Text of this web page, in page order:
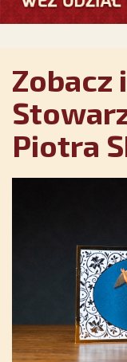
Zobacz
Piotra